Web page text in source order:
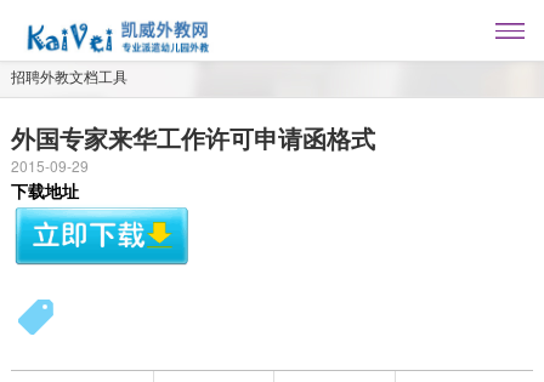
招聘外教文档工具
外国专家来华工作许可申请函格式
2015-09-29
下载地址